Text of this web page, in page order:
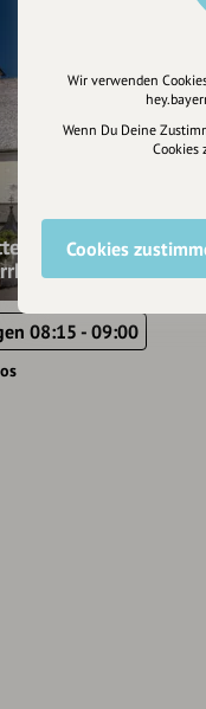
in der
Filzmoos
08:15 - 09:00
Wir verwenden
Wenn Du Deine
Cookies
Cookies